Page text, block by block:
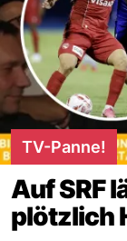
TV-Panne!
Auf SRF
plötzlich